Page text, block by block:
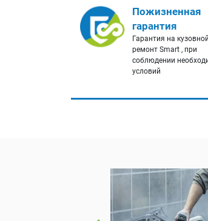
Пожизненная
гарантия
Гарантия на кузовной
ремонт Smart , при
соблюдении
условий